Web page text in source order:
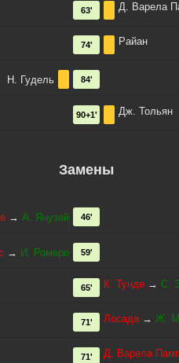
Д. Варела
63'
Райан
74'
Н. Гудель 84'
Дж. Тольян
90+1'
Замены
→ А. Янузай 46'
→ И. Ромеро 59'
К. Тунде → С.
65'
Лосада→ Ж.
71'
Д. Варела
71'